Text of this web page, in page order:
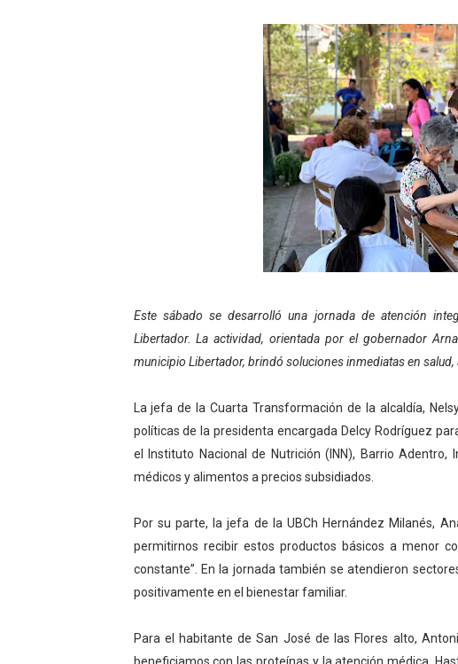
Gobierno bolivariano avanza en la
Niños merideños aprenden sobre
Hospital universitario muestra sus
Instituto Nacional de Nutrición
Gobernación de Mérida fortalece
Corposalud inició talleres para
Fortalecen formación académica
Campo Elías consolida plan de
El Lactario del Iahula celebra la
Plan Vacacional "Venezuela Ríe
Iniciación al yoga reúne a
Mincomunas impulsa el
Expertos inspeccionan espacios
Este sábado se desarrolló una jornada de atención
Libertador. La actividad, orientada por el gobernador
municipio Libertador, brindó soluciones inmediatas en
La jefa de la Cuarta Transformación de la alcaldía,
políticas de la presidenta encargada Delcy Rodríguez
el Instituto Nacional de Nutrición (INN), Barrio
médicos y alimentos a precios subsidiados.
Por su parte, la jefa de la UBCh Hernández Milanés,
permitirnos recibir estos productos básicos a menor
constante”. En la jornada también se atendieron
positivamente en el bienestar familiar.
Para el habitante de San José de las Flores alto,